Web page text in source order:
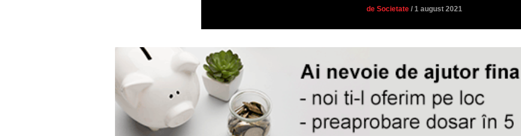
de Societate / 1 august 2021